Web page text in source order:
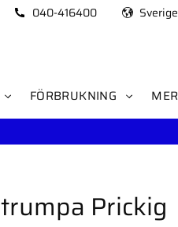
040-416400 Sverige
FÖRBRUKNING MER
Prickig